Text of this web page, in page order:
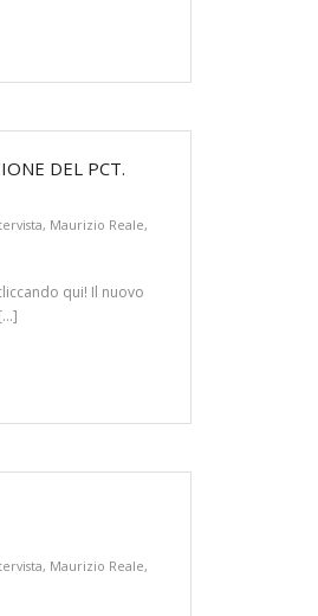
DEL PCT.
, Maurizio Reale,
qui! Il nuovo
, Maurizio Reale,